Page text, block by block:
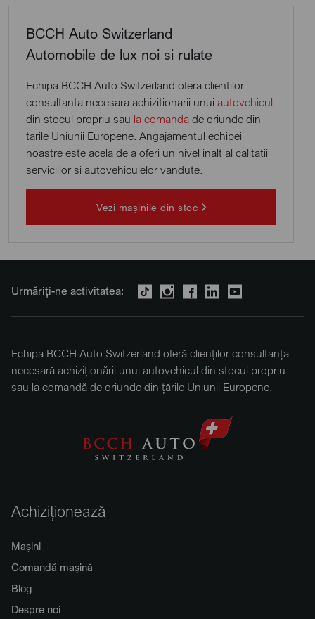
BCCH Auto Switzerland
Automobile de lux noi si rulate
Echipa BCCH Auto Switzerland ofera clientilor
consultanta necesara achizitionarii unui autovehicul
din stocul propriu sau la comanda de oriunde din
tarile Uniunii Europene. Angajamentul echipei
noastre este acela de a oferi un nivel inalt al calitatii
serviciilor si autovehiculelor vandute.
Vezi mașinile din stoc
Urmăriți-ne activitatea:
Echipa BCCH Auto Switzerland oferă clienților consultanța
necesară achiziționării unui autovehicul din stocul propriu
sau la comandă de oriunde din țările Uniunii Europene.
Achiziționează
Mașini
Comandă mașină
Blog
Despre noi